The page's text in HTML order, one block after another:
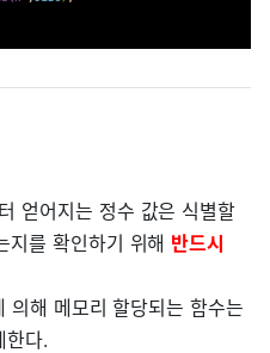
얻어지는 정수 값은 식별할
지를 확인하기 위해 반드시
의해 메모리 할당되는 함수는
한다.